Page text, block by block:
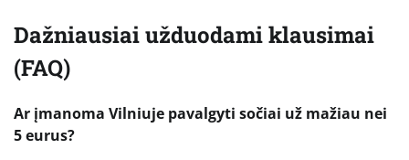
Dažniausiai užduodami klausimai
(FAQ)
Ar įmanoma Vilniuje pavalgyti sočiai už mažiau nei
5 eurus?